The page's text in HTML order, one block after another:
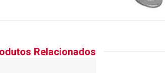
Relacionados